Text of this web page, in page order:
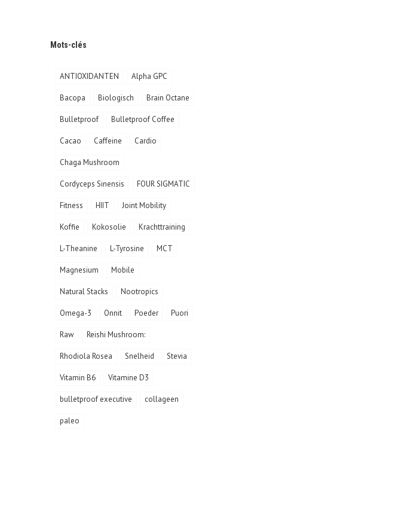
Mots-clés
ANTIOXIDANTEN Alpha GPC
Bacopa Biologisch Brain Octane
Bulletproof Bulletproof Coffee
Cacao Caffeine Cardio
Chaga Mushroom
Cordyceps Sinensis FOUR SIGMATIC
Fitness HIIT Joint Mobility
Koffie Kokosolie Krachttraining
L-Theanine L-Tyrosine MCT
Magnesium Mobile
Natural Stacks Nootropics
Omega-3 Onnit Poeder Puori
Raw Reishi Mushroom:
Rhodiola Rosea Snelheid Stevia
Vitamin B6 Vitamine D3
bulletproof executive collageen
paleo